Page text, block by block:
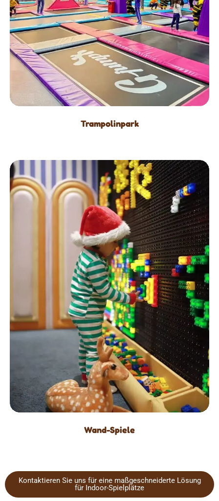
Trampolinpark
Wand-Spiele
Kontaktieren Sie uns für eine maßgeschneiderte Lösung
für Indoor-Spielplätze